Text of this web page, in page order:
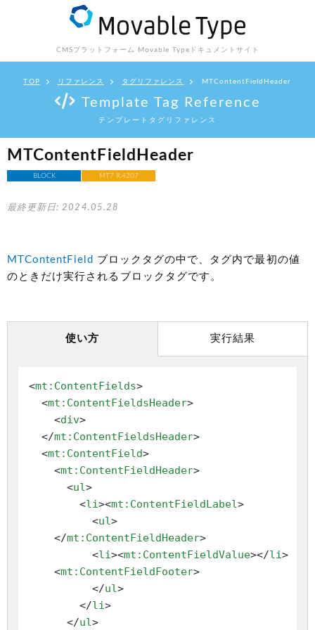
CMSプラットフォーム Movable Type ドキュメントサイト
TOP リファレンス タグリファレンス MTContentFieldHeader
Template Tag Reference
テンプレートタグリファレンス
MTContentFieldHeader
BLOCK MT7 R.4207
最終更新日: 2024.05.28
MTContentField ブロックタグの中で、タグ内で最初の値
のときだけ実行されるブロックタグです。
使い方 実行結果
<mt:ContentFields>
<mt:ContentFieldsHeader>
<div>
</mt:ContentFieldsHeader>
<mt:ContentField>
<mt:ContentFieldHeader>
<ul>
<li><mt:ContentFieldLabel>
<ul>
</mt:ContentFieldHeader>
<li><mt:ContentFieldValue></li>
<mt:ContentFieldFooter>
</ul>
</li>
</ul>